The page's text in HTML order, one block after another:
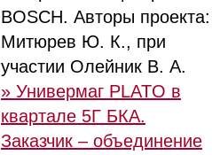
BOSCH. Авторы проекта:
Митюрев Ю. К., при
участии Олейник В. А.
» Универмаг PLATO в
квартале 5Г БКА.
Заказчик – объединение